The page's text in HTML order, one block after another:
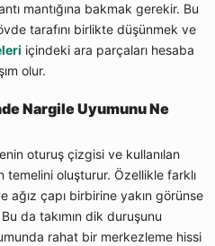
mantığına bakmak gerekir. Bu
tarafını birlikte düşünmek ve
içindeki ara parçaları hesaba
olur.
Nargile Uyumunu Ne
oturuş çizgisi ve kullanılan
temelini oluşturur. Özellikle farklı
çapı birbirine yakın görünse
da takımın dik duruşunu
rahat bir merkezleme hissi